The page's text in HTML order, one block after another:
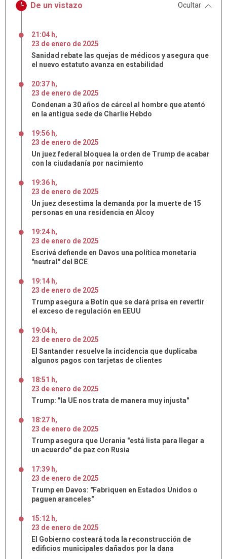
De un vistazo Ocultar
21:04 h,
23 de enero de 2025
Sanidad rebate las quejas de médicos y asegura que
el nuevo estatuto avanza en estabilidad
20:37 h,
23 de enero de 2025
Condenan a 30 años de cárcel al hombre que atentó
en la antigua sede de Charlie Hebdo
19:56 h,
23 de enero de 2025
Un juez federal bloquea la orden de Trump de acabar
con la ciudadanía por nacimiento
19:36 h,
23 de enero de 2025
Un juez desestima la demanda por la muerte de 15
personas en una residencia en Alcoy
19:24 h,
23 de enero de 2025
Escrivá defiende en Davos una política monetaria
"neutral" del BCE
19:14 h,
23 de enero de 2025
Trump asegura a Botín que se dará prisa en revertir
el exceso de regulación en EEUU
19:04 h,
23 de enero de 2025
El Santander resuelve la incidencia que duplicaba
algunos pagos con tarjetas de clientes
18:51 h,
23 de enero de 2025
Trump: "la UE nos trata de manera muy injusta"
18:27 h,
23 de enero de 2025
Trump asegura que Ucrania "está lista para llegar a
un acuerdo" de paz con Rusia
17:39 h,
23 de enero de 2025
Trump en Davos: "Fabriquen en Estados Unidos o
paguen aranceles"
15:12 h,
23 de enero de 2025
El Gobierno costeará toda la reconstrucción de
edificios municipales dañados por la dana